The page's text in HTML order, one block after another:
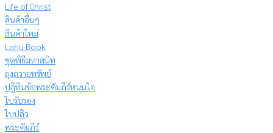
Life of Christ
สินค้าอื่นๆ
สินค้าใหม่
Lahu Book
ชุดพิธีมหาสนิท
ถุงถวายทรัพย์
ปฏิทินข้อพระคัมภีร์หนุนใจ
ใบรับรอง
ใบปลิว
พระคัมภีร์